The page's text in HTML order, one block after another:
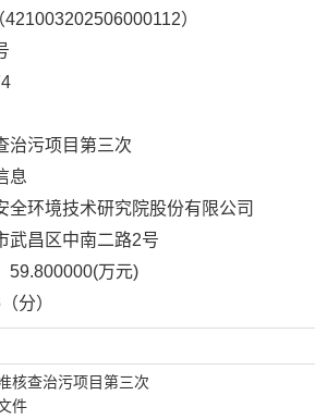
）
治污项目第三次
息
全环境技术研究院股份有限公司
武昌区中南二路2号
59.800000(万元)
分）
核查治污项目第三次
件